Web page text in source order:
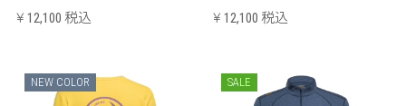
￥12,100 税込 ￥12,100 税込
NEW COLOR SALE